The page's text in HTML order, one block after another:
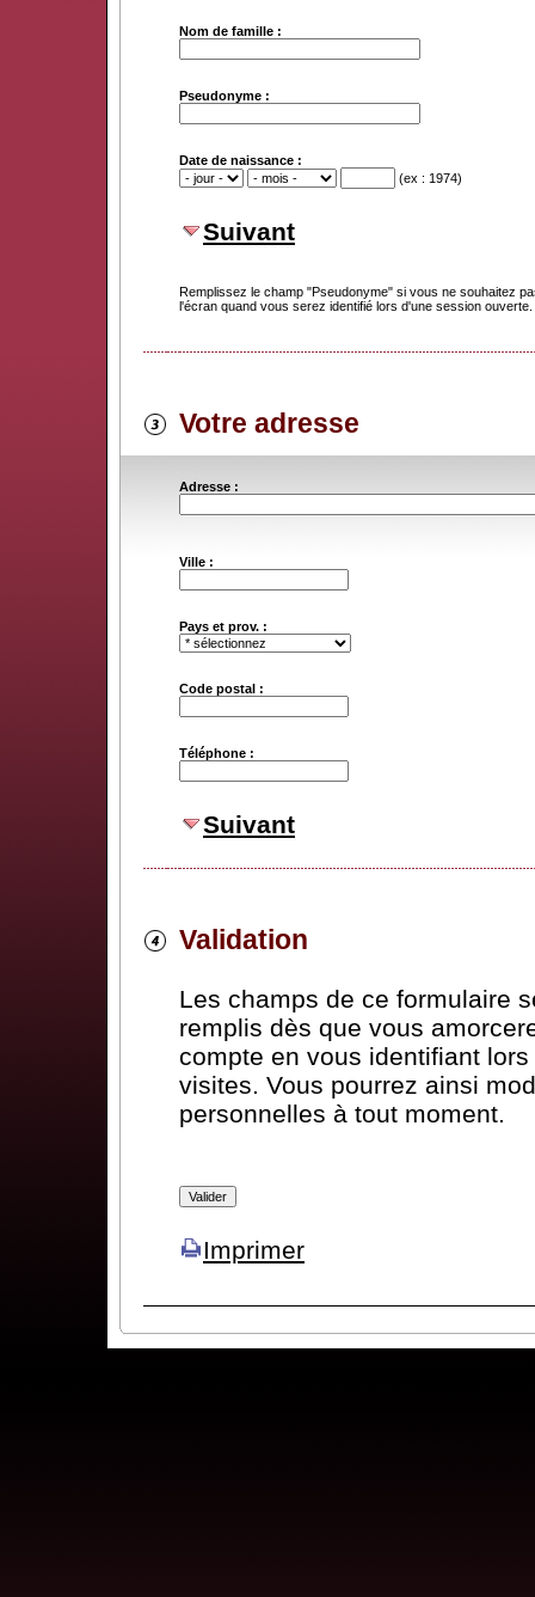
Nom de famille :
Pseudonyme :
Date de naissance :
(ex : 1974)
Suivant
Remplissez le champ "Pseudonyme" si vous ne souhaitez
l'écran quand vous serez identifié lors d'une session ouverte.
Votre adresse
Adresse :
Ville :
Pays et prov. :
Code postal :
Téléphone :
Suivant
Validation
Les champs de ce formulaire
remplis dès que vous
compte en vous identifiant
visites. Vous pourrez ainsi
personnelles à tout moment.
Imprimer